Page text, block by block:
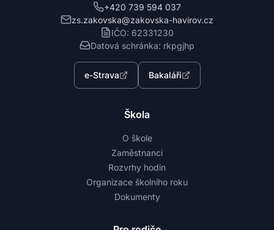
+420 739 594 037
zs.zakovska@zakovska-havirov.cz
IČO: 62331230
Datová schránka: rkpgjhp
e-Strava Bakaláři
Škola
O škole
Zaměstnanci
Rozvrhy hodin
Organizace školního roku
Dokumenty